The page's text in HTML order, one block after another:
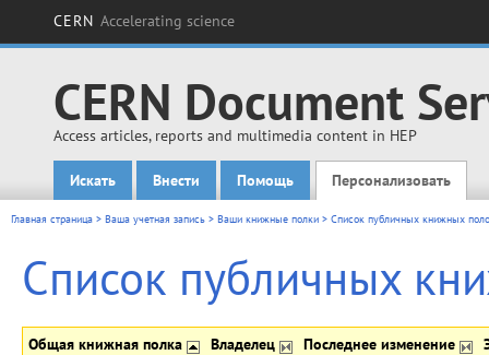
CERN Accelerating science
CERN Document
Access articles, reports and multimedia content in HEP
Main menu
Искать Внести Помощь Персонализовать
Главная страница > Ваша учетная запись > Ваши книжные полки > Список публичных книжных
Список публичных
Общая книжная полка Владелец Последнее изменение